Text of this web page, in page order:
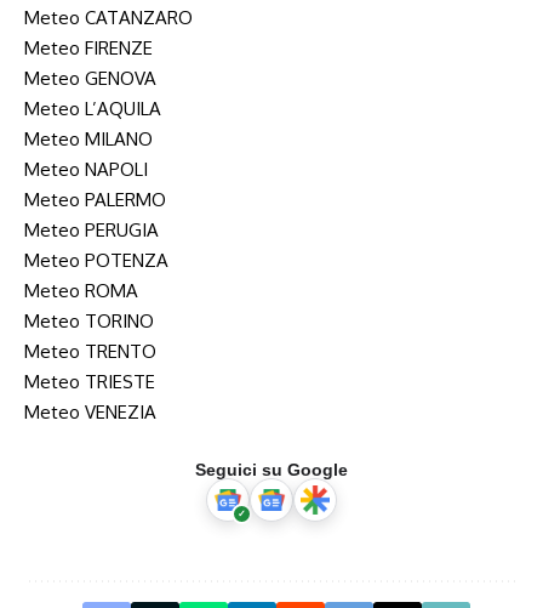
Meteo CATANZARO
Meteo FIRENZE
Meteo GENOVA
Meteo L’AQUILA
Meteo MILANO
Meteo NAPOLI
Meteo PALERMO
Meteo PERUGIA
Meteo POTENZA
Meteo ROMA
Meteo TORINO
Meteo TRENTO
Meteo TRIESTE
Meteo VENEZIA
Seguici su Google